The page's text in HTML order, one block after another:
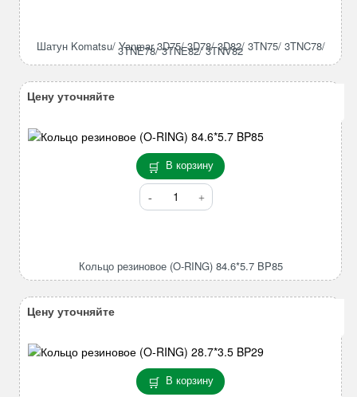
Yanmar
3D75/
3TNE78/
3TNE82/
3TNV82
Шатун Komatsu/ Yanmar 3D75/ 3D78/ 3D82/ 3TN75/ 3TNC78/
3TNE78/ 3TNE82/ 3TNV82
В корзину
Количество
товара
RING)
Кольцо резиновое (O-RING) 84.6*5.7 BP85
Цену уточняйте
В корзину
Цену уточняйте